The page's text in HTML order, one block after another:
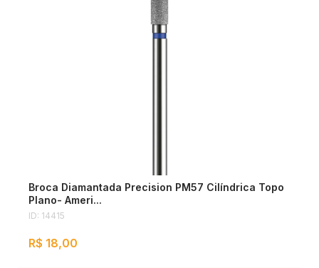
Broca Diamantada Precision PM57 Cilíndrica Topo
Plano- Ameri...
ID: 14415
R$ 18,00